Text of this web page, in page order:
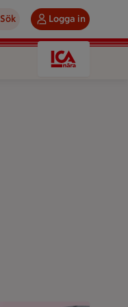
Sök Logga in